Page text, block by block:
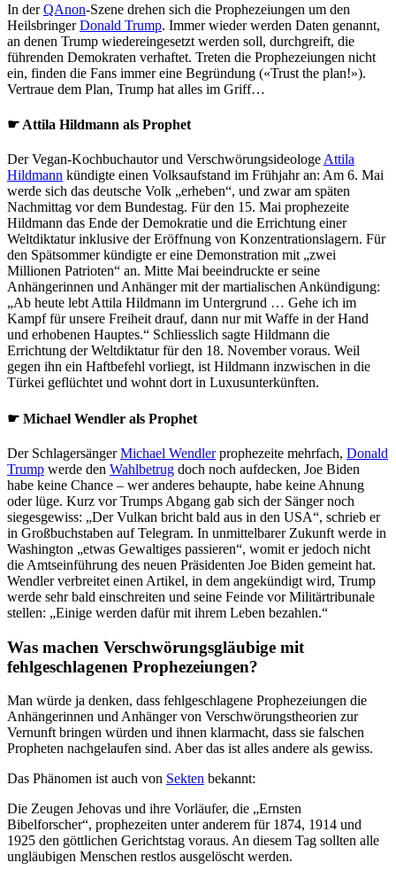
In derQAnon-Szene drehen sich die Prophezeiungen um den
HeilsbringerDonald Trump. Immer wieder werden Daten genannt,
an denen Trump wiedereingesetzt werden soll, durchgreift, die
führenden Demokraten verhaftet. Treten die Prophezeiungen nicht
ein, finden die Fans immer eine Begründung («Trust the plan!»).
Vertraue dem Plan, Trump hat alles im Griff…
☛ Attila Hildmann als Prophet
Der Vegan-Kochbuchautor und Verschwörungsideologe Attila
Hildmann kündigte einen Volksaufstand im Frühjahr an: Am 6. Mai
werde sich das deutsche Volk „erheben“, und zwar am späten
Nachmittag vor dem Bundestag. Für den 15. Mai prophezeite
Hildmann das Ende der Demokratie und die Errichtung einer
Weltdiktatur inklusive der Eröffnung von Konzentrationslagern. Für
den Spätsommer kündigte er eine Demonstration mit „zwei
Millionen Patrioten“ an. Mitte Mai beeindruckte er seine
Anhängerinnen und Anhänger mit der martialischen Ankündigung:
„Ab heute lebt Attila Hildmann im Untergrund … Gehe ich im
Kampf für unsere Freiheit drauf, dann nur mit Waffe in der Hand
und erhobenen Hauptes.“ Schliesslich sagte Hildmann die
Errichtung der Weltdiktatur für den 18. November voraus. Weil
gegen ihn ein Haftbefehl vorliegt, ist Hildmann inzwischen in die
Türkei geflüchtet und wohnt dort in Luxusunterkünften.
☛ Michael Wendler als Prophet
Der SchlagersängerMichael Wendlerprophezeite mehrfach, Donald
Trump werde den Wahlbetrug doch noch aufdecken, Joe Biden
habe keine Chance – wer anderes behaupte, habe keine Ahnung
oder lüge. Kurz vor Trumps Abgang gab sich der Sänger noch
siegesgewiss: „Der Vulkan bricht bald aus in den USA“, schrieb er
in Großbuchstaben auf Telegram. In unmittelbarer Zukunft werde in
Washington „etwas Gewaltiges passieren“, womit er jedoch nicht
die Amtseinführung des neuen Präsidenten Joe Biden gemeint hat.
Wendler verbreitet einen Artikel, in dem angekündigt wird, Trump
werde sehr bald einschreiten und seine Feinde vor Militärtribunale
stellen: „Einige werden dafür mit ihrem Leben bezahlen.“
Was machen Verschwörungsgläubige mit
fehlgeschlagenen Prophezeiungen?
Man würde ja denken, dass fehlgeschlagene Prophezeiungen die
Anhängerinnen und Anhänger von Verschwörungstheorien zur
Vernunft bringen würden und ihnen klarmacht, dass sie falschen
Propheten nachgelaufen sind. Aber das ist alles andere als gewiss.
Das Phänomen ist auch von Sekten bekannt:
Die Zeugen Jehovas und ihre Vorläufer, die „Ernsten
Bibelforscher“, prophezeiten unter anderem für 1874, 1914 und
1925 den göttlichen Gerichtstag voraus. An diesem Tag sollten alle
ungläubigen Menschen restlos ausgelöscht werden.